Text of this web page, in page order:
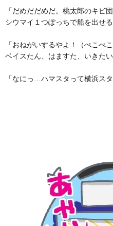
「だめだだめだ。桃太郎のキビ
シウマイ１つぽっちで船を出せる
「おねがいするやよ！（ぺこぺこ
ベイスたん、はますた、いきたい
「なにっ…ハマスタって横浜スタ